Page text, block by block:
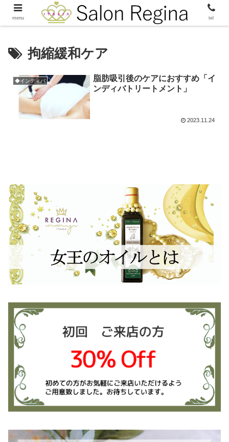
拘縮緩和ケア
◆インディバ
脂肪吸引後のケアにおすすめ「イ
ンディバトリートメント」
2023.11.24
menu tel